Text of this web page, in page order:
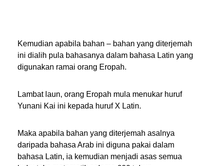
Kemudian apabila bahan – bahan yang diterjemah
ini dialih pula bahasanya dalam bahasa Latin yang
digunakan ramai orang Eropah.
Lambat laun, orang Eropah mula menukar huruf
Yunani Kai ini kepada huruf X Latin.
Maka apabila bahan yang diterjemah asalnya
daripada bahasa Arab ini diguna pakai dalam
bahasa Latin, ia kemudian menjadi asas semua